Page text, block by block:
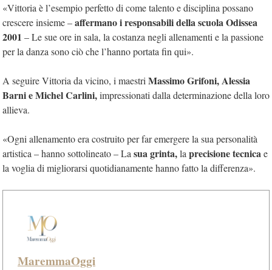
«Vittoria è l’esempio perfetto di come talento e disciplina possano
crescere insieme –affermano i responsabili della scuola Odissea
2001 – Le sue ore in sala, la costanza negli allenamenti e la passione
per la danza sono ciò che l’hanno portata fin qui».
A seguire Vittoria da vicino, i maestri Massimo Grifoni, Alessia
Barni e Michel Carlini,impressionati dalla determinazione della loro
allieva.
«Ogni allenamento era costruito per far emergere la sua personalità
artistica – hanno sottolineato – La sua grinta,la precisione tecnicae
la voglia di migliorarsi quotidianamente hanno fatto la differenza».
MaremmaOggi